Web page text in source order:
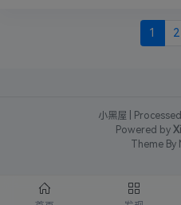
1 2
小黑屋
Powered by
Theme By